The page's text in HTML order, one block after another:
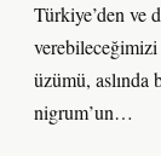
Türkiye’den ve
üzümü,
nigrum’un…